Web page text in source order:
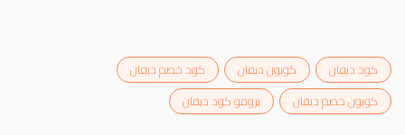
كود ديفان كوبون ديفان
كود خصم ديفان
كوبون خصم ديفان
برومو كود ديفان